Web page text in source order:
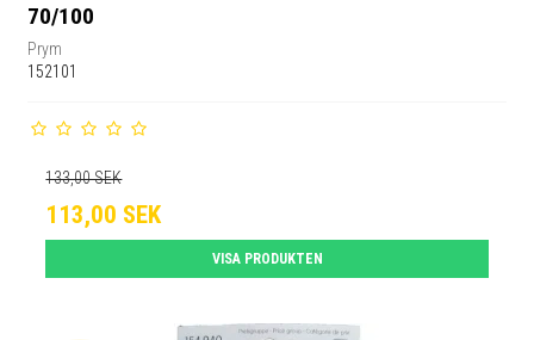
70/100
Prym
152101
133,00 SEK
113,00 SEK
VISA PRODUKTEN